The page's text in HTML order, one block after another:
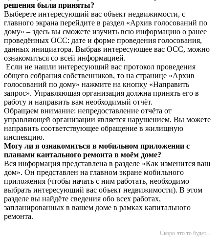
решения были приняты?
Выберете интересующий вас объект недвижимости, с
главного экрана перейдите в раздел «Архив голосований по
дому» – здесь вы сможете изучить всю информацию о ранее
проведённых ОСС: дате и форме проведения голосования,
данных инициатора. Выбрав интересующее вас ОСС, можно
ознакомиться со всей информацией.
Если не нашли интересующий вас протокол проведения
общего собрания собственников, то на странице «Архив
голосований по дому» нажмите на кнопку «Направить
запрос». Управляющая организация должна принять его в
работу и направить вам необходимый отчёт.
Обращаем внимание: непредоставление отчёта от
управляющей организации является нарушением. Вы можете
направить соответствующее обращение в жилищную
инспекцию.
Могу ли я ознакомиться в мобильном приложении с
планами каитального ремонта в моём доме?
Вся информация представлена в разделе «Как изменится ваш
дом». Он представлен на главном экране мобильного
приложения (чтобы начать с ним работать, необходимо
выбрать интересующий вас объект недвижимости). В этом
разделе вы найдёте сведения обо всех работах,
запланированных в вашем доме в рамках капитального
ремонта.
Скоро что то будет...